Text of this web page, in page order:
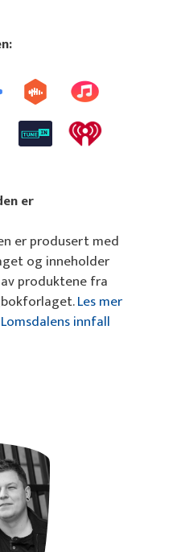
er
er produsert med
og inneholder
produktene fra
Les mer
innfall